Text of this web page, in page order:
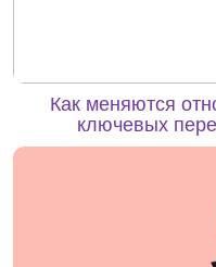
Как меняются
ключевых